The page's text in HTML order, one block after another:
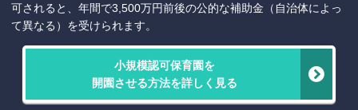
可されると、年間で3,500万円前後の公的な補助金（自治体によっ
て異なる）を受けられます。
小規模認可保育園を
開園させる方法を詳しく見る